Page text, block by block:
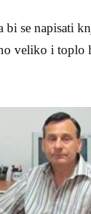
se napisati
veliko i toplo